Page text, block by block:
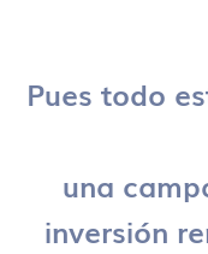
Pues todo
una
inversión